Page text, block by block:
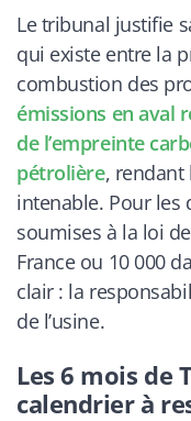
Le tribunal justifie
qui existe entre la
combustion des
émissions en aval
de l’empreinte
pétrolière,
intenable. Pour les
soumises à la loi
France ou 10 000
clair : la
de l’usine.
Les 6 mois de
calendrier à